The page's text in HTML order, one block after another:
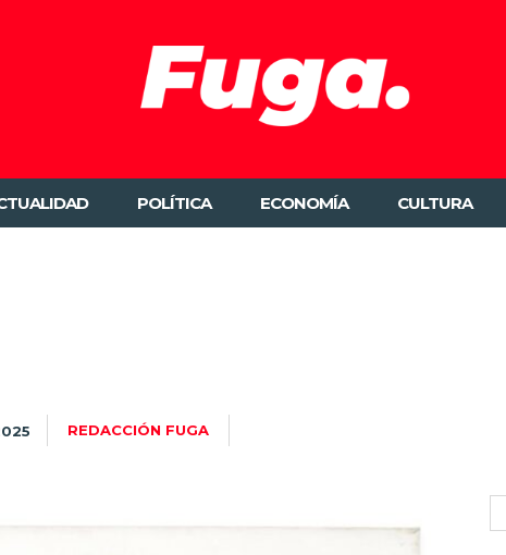
POLÍTICA ECONOMÍA CULTURA
REDACCIÓN FUGA